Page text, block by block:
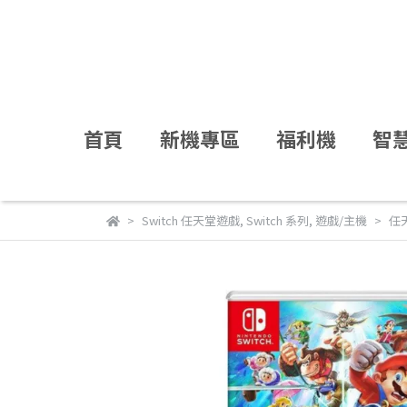
首頁 新機專區 福利機 智
Switch 任天堂遊戲, Switch 系列, 遊戲/主機 任